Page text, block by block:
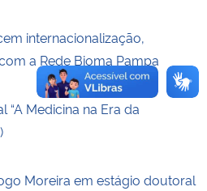
internacionalização,
a Rede Bioma Pampa
“A Medicina na Era da
Moreira em estágio doutoral